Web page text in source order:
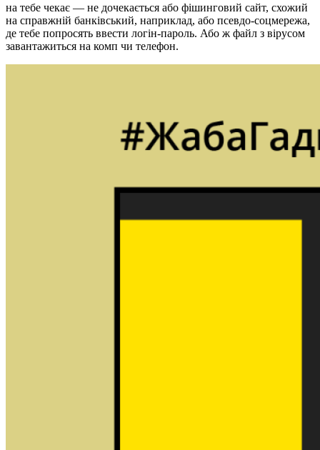
на тебе чекає — не дочекається або фішинговий сайт, схожий
на справжній банківський, наприклад, або псевдо-соцмережа,
де тебе попросять ввести логін-пароль. Або ж файл з вірусом
завантажиться на комп чи телефон.